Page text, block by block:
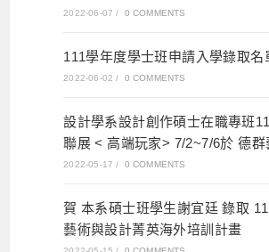
2022-06-07 / 0 COMMENTS
111學年度學士班申請入學錄取名
2022-06-02 / 0 COMMENTS
設計學系設計創作碩士在職專班
聯展 < 高端玩家> 7/2~7/6於 德群
2022-05-17 / 0 COMMENTS
賀 本系碩士班學生謝宜廷 錄取
藝術與設計菁英海外培訓計畫